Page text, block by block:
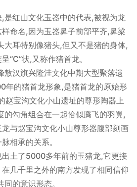
红山文化玉器中的代表,被视为龙
命名,因为玉器鼻子前部平齐,鼻梁
大耳特别像猪头,但又不是猪的身体,
“C”状,又称作猪首龙。
汉旗兴隆洼文化中期大型聚落遗
年的猪首龙形象,是猪首龙的原始形
赵宝沟文化小山遗址的尊形陶器上
的勾角组合在一起恰似腾飞的羽翼,
与赵宝沟文化小山尊形器腹部刻画
相承的关系。
土了5000多年前的玉猪龙,它更接
几千里之外的南方发现了相同信仰
的意识形态。